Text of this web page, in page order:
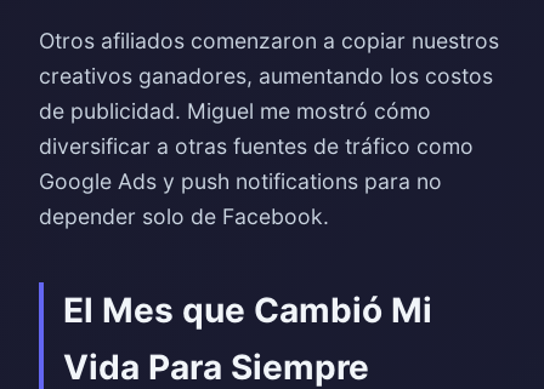
Otros afiliados comenzaron a copiar nuestros
creativos ganadores, aumentando los costos
de publicidad. Miguel me mostró cómo
diversificar a otras fuentes de tráfico como
Google Ads y push notifications para no
depender solo de Facebook.
El Mes que Cambió Mi
Vida Para Siempre